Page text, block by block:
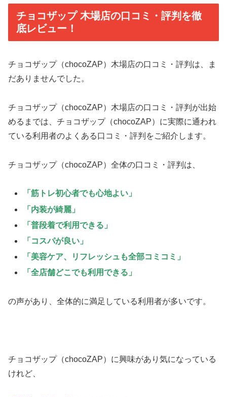
チョコザップ 木場店の口コミ・評判を徹
底レビュー！
チョコザップ（chocoZAP）木場店の口コミ・評判は、ま
だありませんでした。
チョコザップ（chocoZAP）木場店の口コミ・評判が出始
めるまでは、チョコザップ（chocoZAP）に実際に通われ
ている利用者のよくある口コミ・評判をご紹介します。
チョコザップ（chocoZAP）全体の口コミ・評判は、
「筋トレ初心者でも心地よい」
「内装が綺麗」
「普段着で利用できる」
「コスパが良い」
「美容ケア、リフレッシュも全部コミコミ」
「全店舗どこでも利用できる」
の声があり、全体的に満足している利用者が多いです。
チョコザップ（chocoZAP）に興味があり気になっている
けれど、